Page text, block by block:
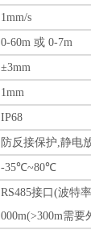
1mm/s
0-60m或 0-7m
±3mm
1mm
IP68
防反接保护,静电
-35℃~80℃
RS485接口(波特
000m(>300m需